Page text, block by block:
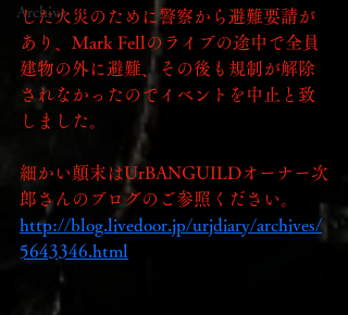
Archive
した火災のために警察から避難要請が
あり、Mark Fellのライブの途中で全員
建物の外に避難、その後も規制が解除
されなかったのでイベントを中止と致
しました。
細かい顛末はUrBANGUILDオーナー次
郎さんのブログのご参照ください。
http://blog.livedoor.jp/urjdiary/archives/
5643346.html